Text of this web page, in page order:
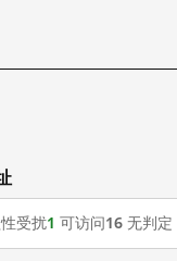
受扰1 可访问16 无判定